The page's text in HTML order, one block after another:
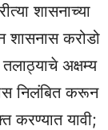
शासनाच्या
शासनास करोडो
अक्षम्य
निलंबित करून
करण्यात यावी;